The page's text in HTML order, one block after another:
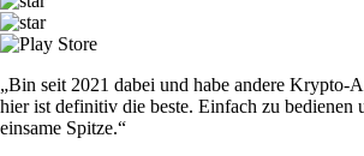
„Bin seit 2021 dabei und habe andere Krypto-
hier ist definitiv die beste. Einfach zu bedienen
einsame Spitze.“